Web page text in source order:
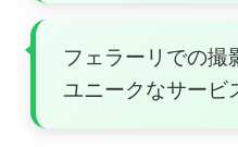
フェラーリでの撮
ユニークなサービ